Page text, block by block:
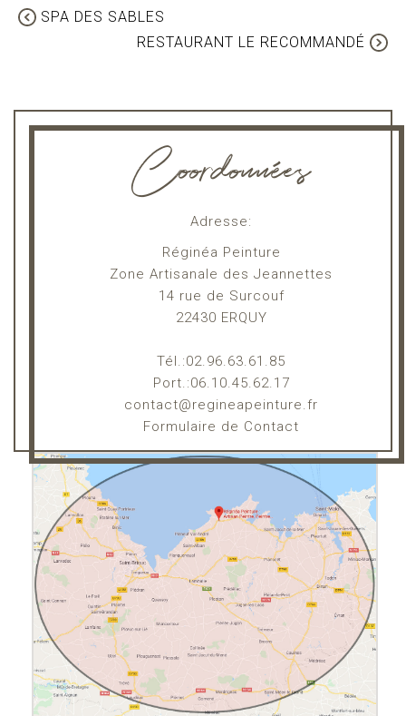
SPA DES SABLES
RESTAURANT LE RECOMMANDÉ
Coordonnées
Adresse:
Réginéa Peinture
Zone Artisanale des Jeannettes
14 rue de Surcouf
22430 ERQUY
Tél.:02.96.63.61.85
Port.:06.10.45.62.17
contact@regineapeinture.fr
Formulaire de Contact